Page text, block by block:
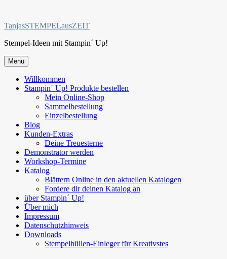
springen
TanjasSTEMPELausZEIT
Stempel-Ideen mit Stampin´ Up!
Menü
Willkommen
Stampin´ Up! Produkte bestellen
Mein Online-Shop
Sammelbestellung
Einzelbestellung
Blog
Kunden-Extras
Deine Treuesterne
Demonstrator werden
Workshop-Termine
Katalog
Blättern Online in den aktuellen Katalogen
Fordere dir deinen Katalog an
über Stampin´ Up!
Über mich
Impressum
Datenschutzhinweis
Downloads
Stempelhüllen-Einleger für Kreativstes